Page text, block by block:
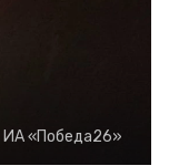
ИА «Победа26»